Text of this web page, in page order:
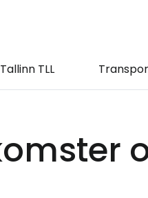
Tallinn TLL